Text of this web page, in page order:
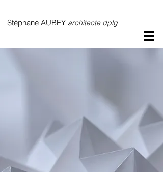
Stéphane AUBEY architecte dplg